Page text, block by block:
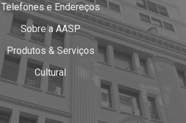
Telefones e Endereços
Sobre a AASP
Produtos & Serviços
Cultural